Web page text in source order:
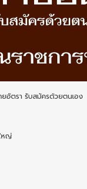
อัตรา รับสมัครด้วยตนเอง
หญ่